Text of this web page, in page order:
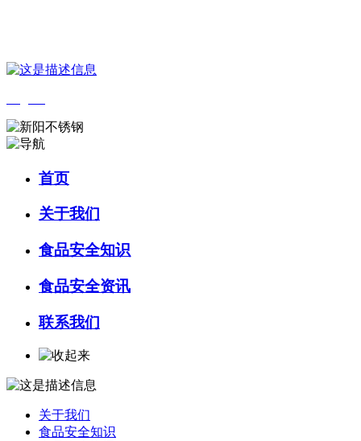
首页
关于我们
食品安全知识
食品安全资讯
联系我们
关于我们
食品安全知识